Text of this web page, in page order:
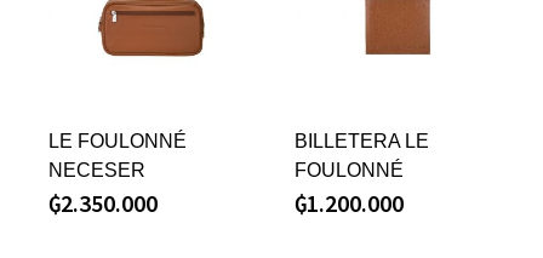
LE FOULONNÉ
NECESER
₲2.350.000
BILLETERA LE
FOULONNÉ
₲1.200.000